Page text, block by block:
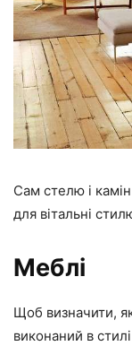
Сам стелю і
для вітальні
Меблі
Щоб визначити,
виконаний в